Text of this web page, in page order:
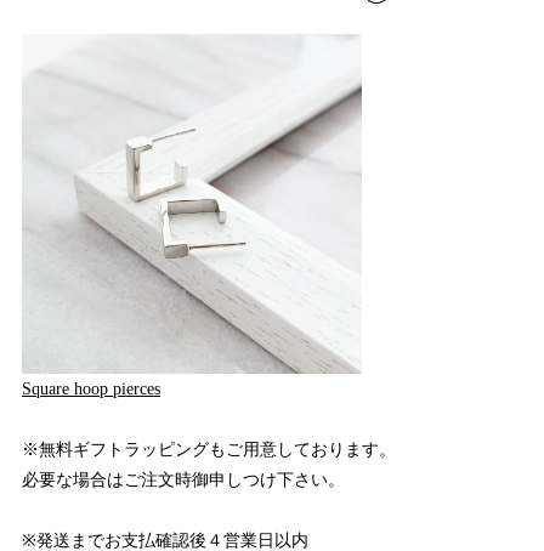
Square hoop pierces
※無料ギフトラッピングもご用意しております。
必要な場合はご注文時御申しつけ下さい。
※発送までお支払確認後４営業日以内